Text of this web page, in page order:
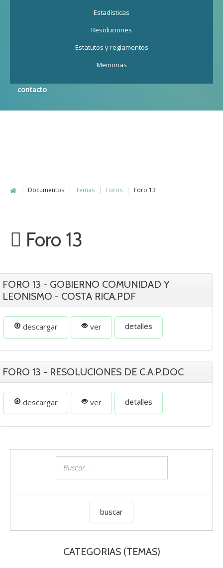
Estadísticas
Resoluciones
Estatutos y reglamentos
Memorias
contacto
| Documentos | Temas | Foros | Foro 13
Foro 13
FORO 13 - GOBIERNO COMUNIDAD Y
LEONISMO - COSTA RICA.PDF
descargar ver detalles
FORO 13 - RESOLUCIONES DE C.A.P.DOC
descargar ver detalles
CATEGORIAS (TEMAS)